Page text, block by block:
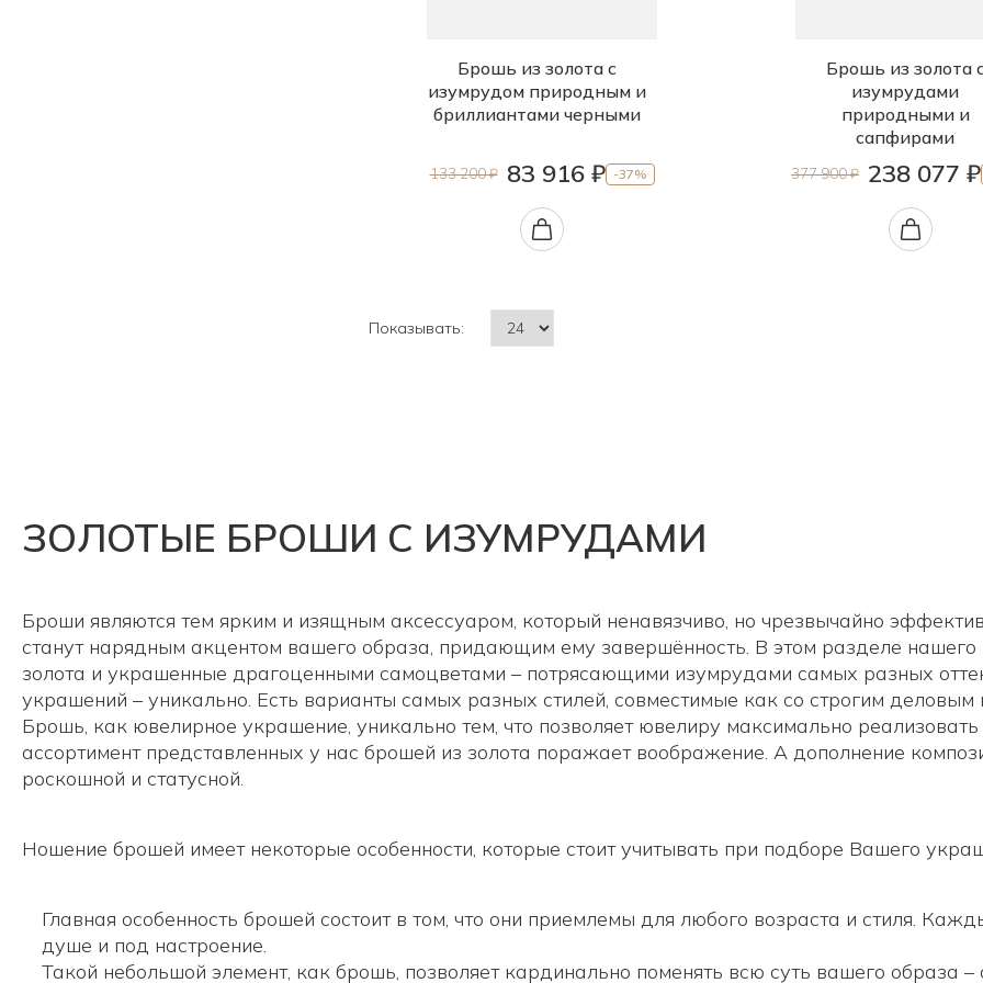
Брошь из золота с
изумрудом природным и
бриллиантами черными
133 200 ₽ 83 916 ₽ -37%
Брошь из золота с
изумрудами
природными и
сапфирами
377 900 ₽ 238 077 ₽
Показывать:
ЗОЛОТЫЕ БРОШИ С ИЗУМРУДАМИ
Броши являются тем ярким и изящным аксессуаром, который ненавязчиво, но чрезвычайно
станут нарядным акцентом вашего образа, придающим ему завершённость. В этом разделе нашего
золота и украшенные драгоценными самоцветами – потрясающими изумрудами самых разных
украшений – уникально. Есть варианты самых разных стилей, совместимые как со строгим
Брошь, как ювелирное украшение, уникально тем, что позволяет ювелиру максимально
ассортимент представленных у нас брошей из золота поражает воображение. А дополнение
роскошной и статусной.
Ношение брошей имеет некоторые особенности, которые стоит учитывать при подборе Вашего
Главная особенность брошей состоит в том, что они приемлемы для любого возраста и стиля.
душе и под настроение.
Такой небольшой элемент, как брошь, позволяет кардинально поменять всю суть вашего образа –